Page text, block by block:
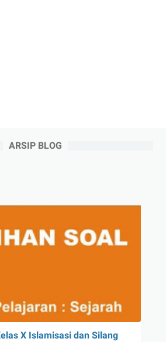
ARSIP BLOG
X Islamisasi dan Silang